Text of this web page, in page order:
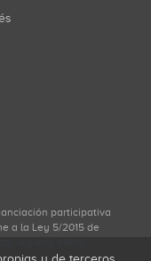
participativa
a la Ley 5/2015 de